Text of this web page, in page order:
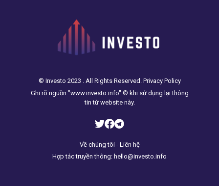
© Investo 2023 . All Rights Reserved. Privacy Policy
Ghi rõ nguồn "www.investo.info" ® khi sử dụng lại thông
tin từ website này.
Về chúng tôi - Liên hệ
Hợp tác truyền thông: hello@investo.info